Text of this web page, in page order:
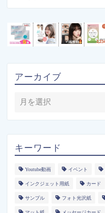
アーカイブ
キーワード
Youtube動画 イベント
インクジェット用紙 カード
サンプル フォト光沢紙